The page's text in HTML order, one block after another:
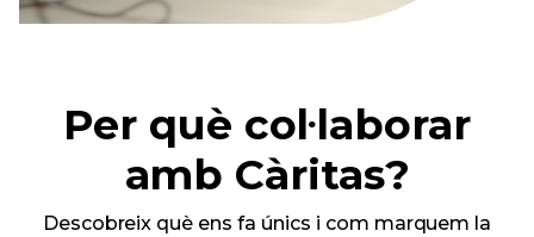
Per què col·laborar
amb Càritas?
Descobreix què ens fa únics i com marquem la